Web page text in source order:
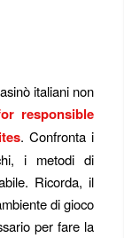
italiani non
responsible
. Confronta i
i metodi di
Ricorda, il
di gioco
per fare la